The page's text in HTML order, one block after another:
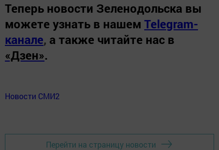
Теперь новости Зеленодольска вы
можете узнать в нашем Telegram-
канале, а также читайте нас в
«Дзен».
Новости СМИ2
Перейти на страницу новости